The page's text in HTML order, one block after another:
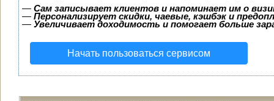
— Сам записывает клиентов и напоминает им о
— Персонализирует скидки, чаевые, кэшбэк и
— Увеличивает доходимость и помогает больше
Начать пользоваться сервисом